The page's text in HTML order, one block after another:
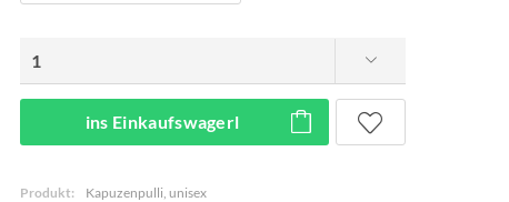
ins Einkaufswagerl
Produkt:
Kapuzenpulli, unisex